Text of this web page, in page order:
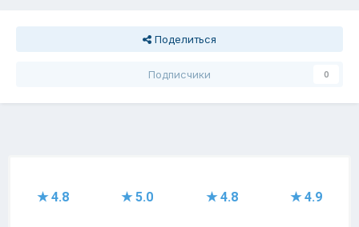
Поделиться
Подписчики 0
★ 4.8 ★ 5.0 ★ 4.8 ★ 4.9